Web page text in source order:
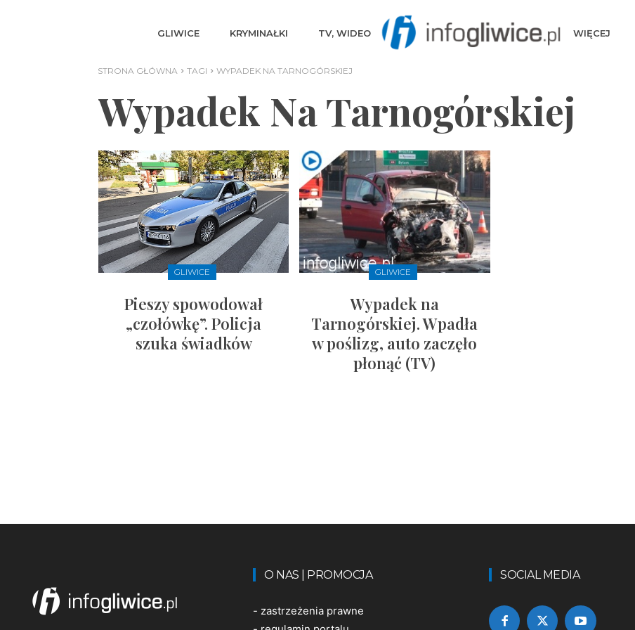
GLIWICE KRYMINAŁKI TV, WIDEO WIĘCEJ
STRONA GŁÓWNA TAGI WYPADEK NA TARNOGÓRSKIEJ
Wypadek Na Tarnogórskiej
GLIWICE
Pieszy spowodował
„czołówkę”. Policja
szuka świadków
GLIWICE
Wypadek na
Tarnogórskiej. Wpadła
w poślizg, auto zaczęło
płonąć (TV)
O NAS | PROMOCJA
- zastrzeżenia prawne
SOCIAL MEDIA